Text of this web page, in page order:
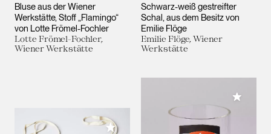
Bluse aus der Wiener
Werkstätte, Stoff „Flamingo“
von Lotte Frömel-Fochler
Lotte Frömel-Fochler,
Wiener Werkstätte
Schwarz-weiß gestreifter
Schal, aus dem Besitz von
Emilie Flöge
Emilie Flöge, Wiener
Werkstätte
Meiner Sammlung hinzufügen
Meiner